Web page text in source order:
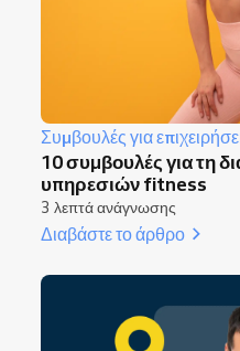
Συμβουλές για
10 συμβουλές για τη
υπηρεσιών fitness
3 λεπτά ανάγνωσης
Διαβάστε το άρθρο